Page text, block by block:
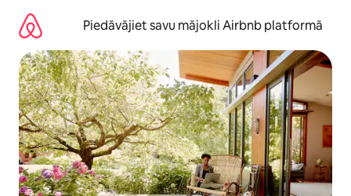
saturu
Piedāvājiet savu mājokli Airbnb platformā